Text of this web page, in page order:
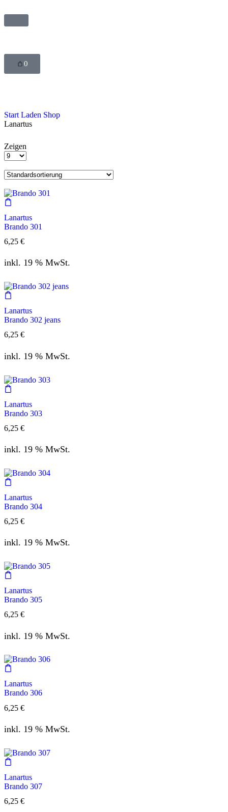
0
Start Laden Shop
Lanartus
Zeigen
Lanartus
Brando 301
6,25 €
inkl. 19 % MwSt.
Lanartus
Brando 302 jeans
6,25 €
inkl. 19 % MwSt.
Lanartus
Brando 303
6,25 €
inkl. 19 % MwSt.
Lanartus
Brando 304
6,25 €
inkl. 19 % MwSt.
Lanartus
Brando 305
6,25 €
inkl. 19 % MwSt.
Lanartus
Brando 306
6,25 €
inkl. 19 % MwSt.
Lanartus
Brando 307
6,25 €